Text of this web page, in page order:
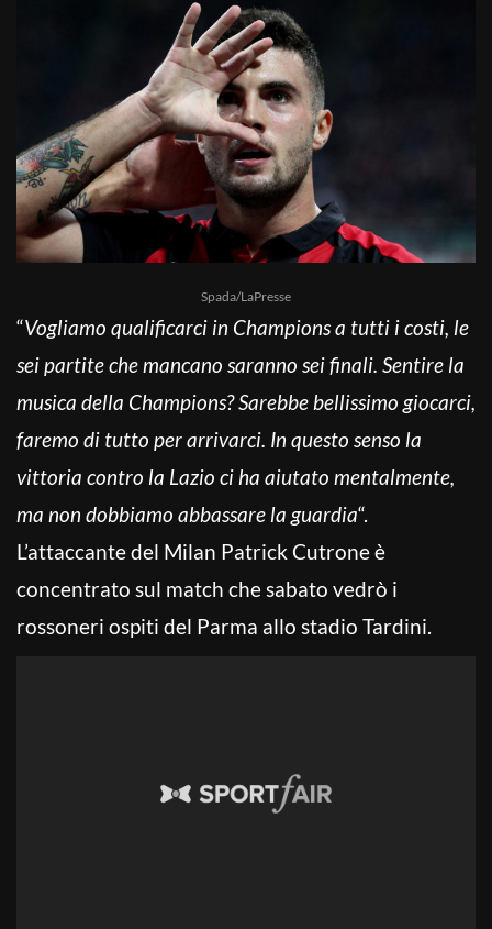
Spada/LaPresse
“Vogliamo qualificarci in Champions a tutti i costi, le
sei partite che mancano saranno sei finali. Sentire la
musica della Champions? Sarebbe bellissimo giocarci,
faremo di tutto per arrivarci. In questo senso la
vittoria contro la Lazio ci ha aiutato mentalmente,
ma non dobbiamo abbassare la guardia“.
L’attaccante del Milan Patrick Cutrone è
concentrato sul match che sabato vedrò i
rossoneri ospiti del Parma allo stadio Tardini.